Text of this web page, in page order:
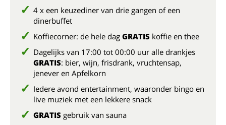
4 x een keuzediner van drie gangen of een
dinerbuffet
Koffiecorner: de hele dag GRATIS koffie en thee
Dagelijks van 17:00 tot 00:00 uur alle drankjes
GRATIS: bier, wijn, frisdrank, vruchtensap,
jenever en Apfelkorn
Iedere avond entertainment, waaronder bingo en
live muziek met een lekkere snack
GRATIS gebruik van sauna